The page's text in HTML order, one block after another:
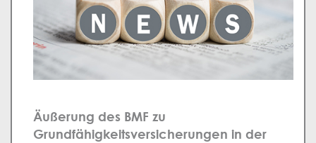
Äußerung des BMF zu
Grundfähigkeitsversicherungen in der